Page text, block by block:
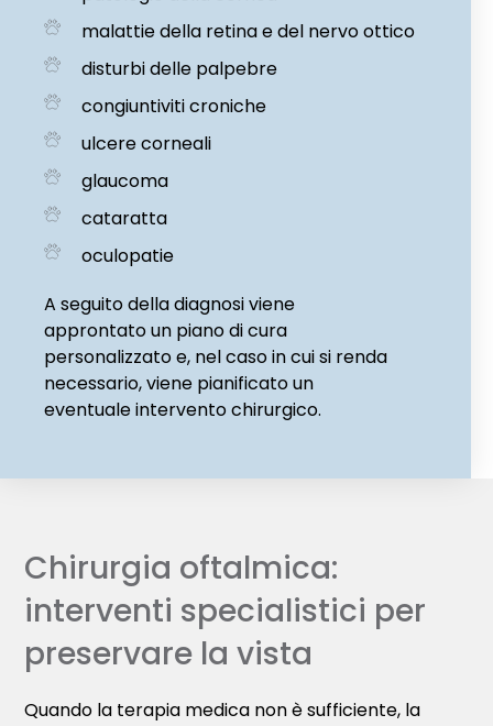
malattie della retina e del nervo ottico
disturbi delle palpebre
congiuntiviti croniche
ulcere corneali
glaucoma
cataratta
oculopatie
A seguito della diagnosi viene
approntato un piano di cura
personalizzato e, nel caso in cui si renda
necessario, viene pianificato un
eventuale intervento chirurgico.
Chirurgia oftalmica:
interventi specialistici per
preservare la vista
Quando la terapia medica non è sufficiente, la